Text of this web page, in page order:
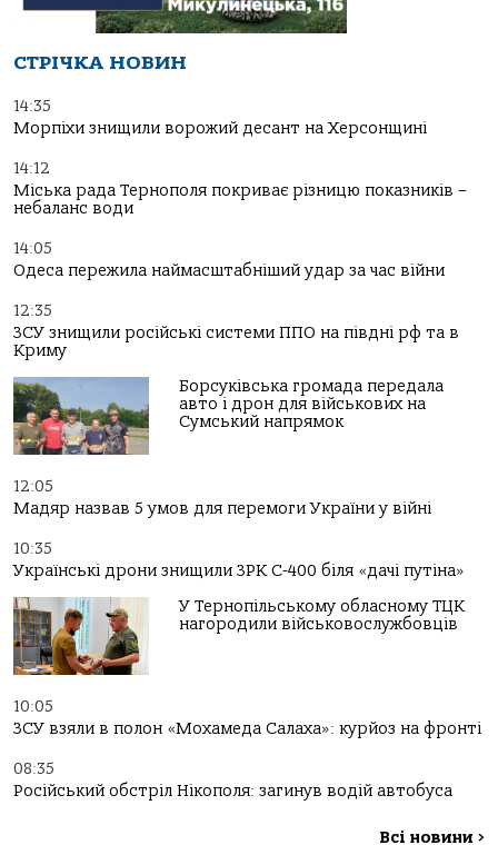
СТРІЧКА НОВИН
14:35
Морпіхи знищили ворожий десант на Херсонщині
14:12
Міська рада Тернополя покриває різницю показників –
небаланс води
14:05
Одеса пережила наймасштабніший удар за час війни
12:35
ЗСУ знищили російські системи ППО на півдні рф та в
Криму
Борсуківська громада передала
авто і дрон для військових на
Сумський напрямок
12:05
Мадяр назвав 5 умов для перемоги України у війні
10:35
Українські дрони знищили ЗРК С-400 біля «дачі путіна»
У Тернопільському обласному ТЦК
нагородили військовослужбовців
10:05
ЗСУ взяли в полон «Мохамеда Салаха»: курйоз на фронті
08:35
Російський обстріл Нікополя: загинув водій автобуса
Всі новини >